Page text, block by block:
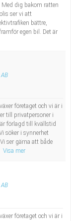
Med dig bakom ratten
ser vi att
bättre,
egen bil. Det är
företaget och vi är i
till privatpersoner i
förlagd till kvällstid
söker i synnerhet
ser gärna att både
Visa mer
företaget och vi är i